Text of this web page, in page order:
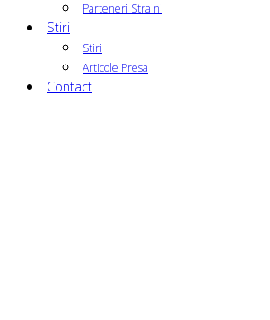
Parteneri Straini
Stiri
Stiri
Articole Presa
Contact